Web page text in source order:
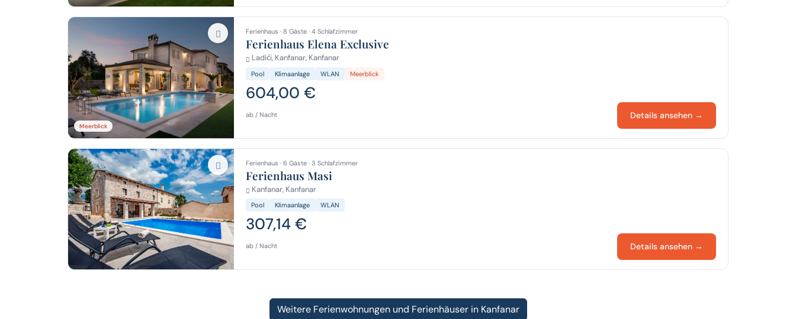
Meerblick
Ferienhaus · 8 Gäste · 4 Schlafzimmer
Ferienhaus Elena Exclusive
Ladići, Kanfanar, Kanfanar
Pool Klimaanlage WLAN Meerblick
604,00 €
ab / Nacht Details ansehen →
Ferienhaus · 6 Gäste · 3 Schlafzimmer
Ferienhaus Masi
Kanfanar, Kanfanar
Pool Klimaanlage WLAN
307,14 €
ab / Nacht Details ansehen →
Weitere Ferienwohnungen und Ferienhäuser in Kanfanar